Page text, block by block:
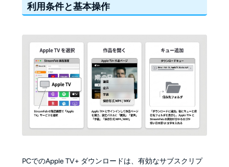
利用条件と基本操作
PCでのApple TV+ ダウンロードは、有効なサブスクリプ